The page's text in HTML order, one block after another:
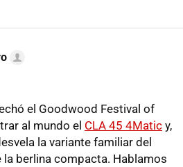
el Goodwood Festival of
al mundo el CLA 45 4Matic y,
la variante familiar del
berlina compacta. Hablamos